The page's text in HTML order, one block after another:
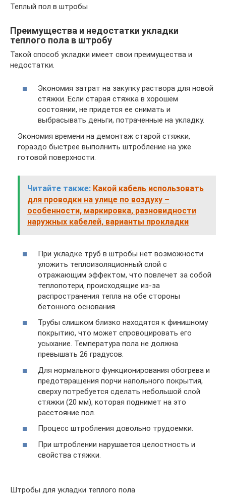
Теплый пол в штробы
Преимущества и недостатки укладки
теплого пола в штробу
Такой способ укладки имеет свои преимущества и
недостатки.
Экономия затрат на закупку раствора для новой
стяжки. Если старая стяжка в хорошем
состоянии, не придется ее снимать и
выбрасывать деньги, потраченные на укладку.
Экономия времени на демонтаж старой стяжки,
гораздо быстрее выполнить штробление на уже
готовой поверхности.
Читайте также: Какой кабель использовать
для проводки на улице по воздуху –
особенности, маркировка, разновидности
наружных кабелей, варианты прокладки
При укладке труб в штробы нет возможности
уложить теплоизоляционный слой с
отражающим эффектом, что повлечет за собой
теплопотери, происходящие из-за
распространения тепла на обе стороны
бетонного основания.
Трубы слишком близко находятся к финишному
покрытию, что может спровоцировать его
усыхание. Температура пола не должна
превышать 26 градусов.
Для нормального функционирования обогрева и
предотвращения порчи напольного покрытия,
сверху потребуется сделать небольшой слой
стяжки (20 мм), которая поднимет на это
расстояние пол.
Процесс штробления довольно трудоемки.
При штроблении нарушается целостность и
свойства стяжки.
Штробы для укладки теплого пола